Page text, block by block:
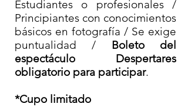
Estudiantes o profesionales /
Principiantes con conocimientos
básicos en fotografía / Se exige
puntualidad / Boleto del
espectáculo Despertares
obligatorio para participar.
*Cupo limitado